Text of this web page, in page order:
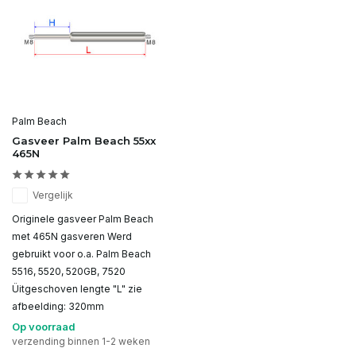
Palm Beach
Gasveer Palm Beach 55xx
465N
Vergelijk
Originele gasveer Palm Beach
met 465N gasveren Werd
gebruikt voor o.a. Palm Beach
5516, 5520, 520GB, 7520
Üitgeschoven lengte "L" zie
afbeelding: 320mm
Op voorraad
verzending binnen 1-2 weken